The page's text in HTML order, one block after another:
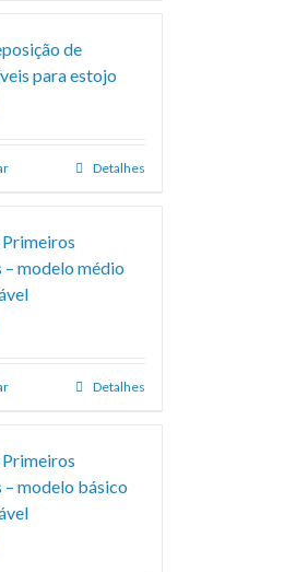
de
para estojo
Detalhes
– modelo médio
Detalhes
– modelo básico